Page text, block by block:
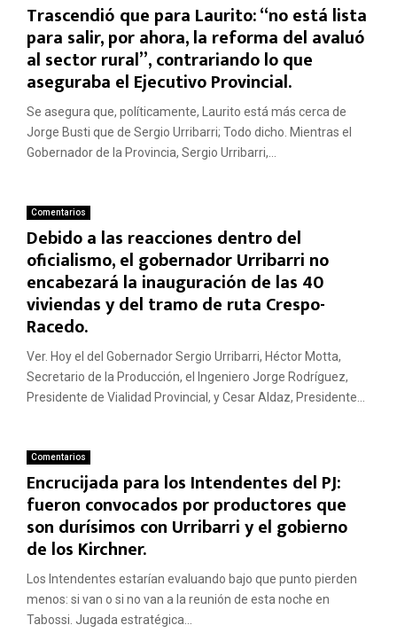
Trascendió que para Laurito: “no está lista
para salir, por ahora, la reforma del avaluó
al sector rural”, contrariando lo que
aseguraba el Ejecutivo Provincial.
Se asegura que, políticamente, Laurito está más cerca de
Jorge Busti que de Sergio Urribarri; Todo dicho. Mientras el
Gobernador de la Provincia, Sergio Urribarri,...
Comentarios
Debido a las reacciones dentro del
oficialismo, el gobernador Urribarri no
encabezará la inauguración de las 40
viviendas y del tramo de ruta Crespo-
Racedo.
Ver. Hoy el del Gobernador Sergio Urribarri, Héctor Motta,
Secretario de la Producción, el Ingeniero Jorge Rodríguez,
Presidente de Vialidad Provincial, y Cesar Aldaz, Presidente...
Comentarios
Encrucijada para los Intendentes del PJ:
fueron convocados por productores que
son durísimos con Urribarri y el gobierno
de los Kirchner.
Los Intendentes estarían evaluando bajo que punto pierden
menos: si van o si no van a la reunión de esta noche en
Tabossi. Jugada estratégica...